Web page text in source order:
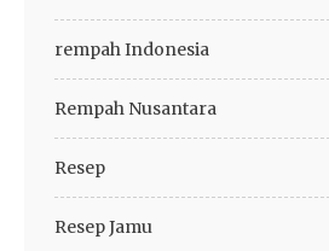
rempah Indonesia
Rempah Nusantara
Resep
Resep Jamu